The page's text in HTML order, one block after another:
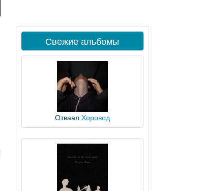
Свежие альбомы
Отваал Хоровод